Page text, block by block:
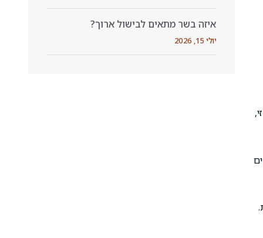
איזה בשר מתאים לבישול ארוך?
יולי 15, 2026